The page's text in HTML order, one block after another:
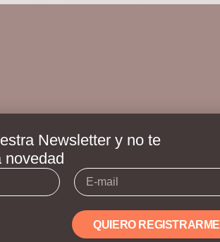
Newsletter y no te
novedad
E-
mail
QUIERO REGISTRARME